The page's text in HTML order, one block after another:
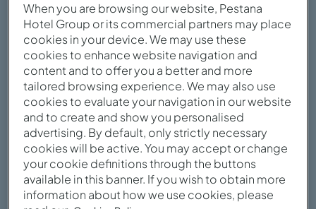
Ver galeria
When you are browsing our website, Pestana
Hotel Group or its commercial partners may place
cookies in your device. We may use these
cookies to enhance website navigation and
content and to offer you a better and more
tailored browsing experience. We may also use
cookies to evaluate your navigation in our website
and to create and show you personalised
advertising. By default, only strictly necessary
cookies will be active. You may accept or change
your cookie definitions through the buttons
available in this banner. If you wish to obtain more
information about how we use cookies, please